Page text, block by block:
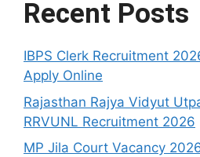
Recent Posts
IBPS Clerk Recruitment
Apply Online
Rajasthan Rajya Vidyut
RRVUNL Recruitment 2026
MP Jila Court Vacancy